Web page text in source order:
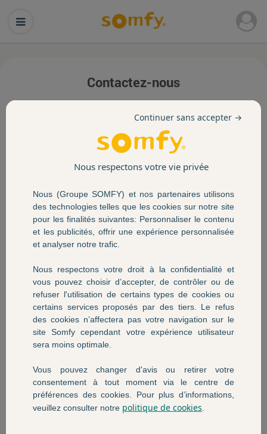
Contactez-nous
Ce formulaire concerne uniquement les Offres
Promotionnelles ; si vous souhaitez contacter
le Service Clients Somfy,cliquez-ici.
* Champs obligatoires
Vos coordonnées
Mme
M
Nous respectons votre vie privée
Nous (Groupe SOMFY) et nos partenaires utilisons
des technologies telles que les cookies sur notre site
pour les finalités suivantes: Personnaliser le contenu
et les publicités, offrir une expérience personnalisée
et analyser notre trafic.
Nous respectons votre droit à la confidentialité et
vous pouvez choisir d’accepter, de contrôler ou de
refuser l'utilisation de certains types de cookies ou
certains services proposés par des tiers. Le refus
des cookies n’affectera pas votre navigation sur le
site Somfy cependant votre expérience utilisateur
sera moins optimale.
Vous pouvez changer d'avis ou retirer votre
consentement à tout moment via le centre de
préférences des cookies. Pour plus d’informations,
veuillez consulter notre politique de cookies
Continuer sans accepter →